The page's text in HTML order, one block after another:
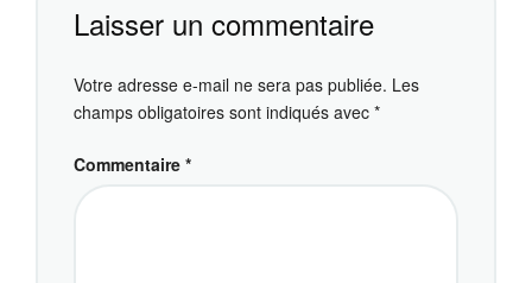
Laisser un commentaire
Votre adresse e-mail ne sera pas publiée. Les
champs obligatoires sont indiqués avec *
Commentaire *